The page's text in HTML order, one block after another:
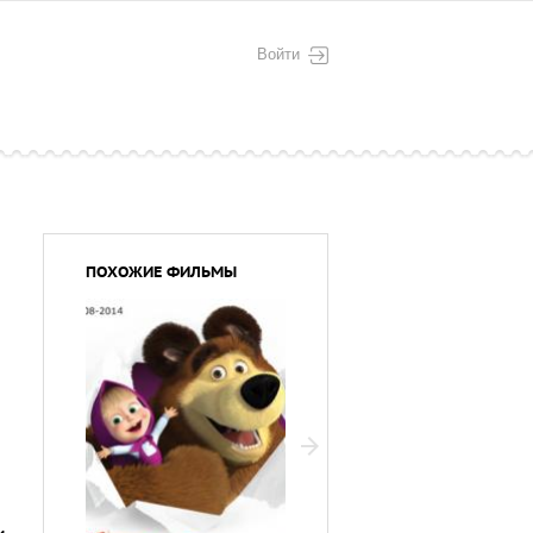
Войти
ПОХОЖИЕ ФИЛЬМЫ